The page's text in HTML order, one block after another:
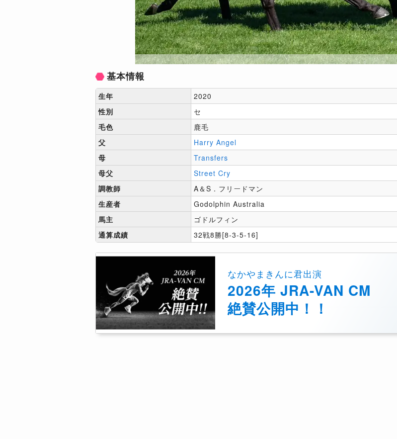
基本情報
生年
2020
性別
セ
毛色
鹿毛
父
Harry Angel
母
Transfers
母父
Street Cry
調教師
A＆S．フリードマン
生産者
Godolphin Australia
馬主
ゴドルフィン
通算成績
32戦8勝[8-3-5-16]
なかやまきんに君出演
2026年 JRA-VAN CM
絶賛公開中！！